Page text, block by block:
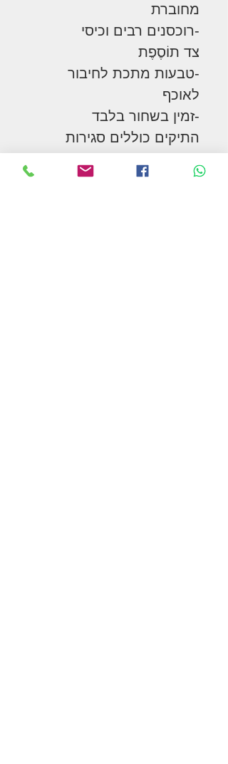
מחוברת
-רוכסנים רבים וכיסי
צד תוֹסֶפֶת
-טבעות מתכת לחיבור
לאוכף
-זמין בשחור בלבד
התיקים כוללים סגירות
רוכסן/סקוטש יציבות ויציבות
לגישה נוחה ובטוחה. תיקי צד